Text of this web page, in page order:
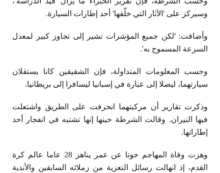
وسيركز على 'الآثار التي خلّفها' أحد إطارات السيارة.
وأضافت: 'لكن جميع المؤشرات تشير إلى تجاوز كبير لمعدل
السرعة المسموح به'.
وحسب المعلومات المتداولة، فإن الشقيقين كانا يستقلان
سيارتهما، ليصلا إلى عبارة في إسبانيا ليسافرا إلى بريطانيا.
وذكرت تقارير أن مركبتهما انحرفت على الطريق واشتعلت
فيها النيران. وقالت الشرطة حينها إنها تشتبه في انفجار أحد
إطاراتها.
وهزت وفاة المهاجم جوتا عن عمر يناهز 28 عاما عالم كرة
القدم، إذ انهالت رسائل التعزية من زملائه السابقين والأندية